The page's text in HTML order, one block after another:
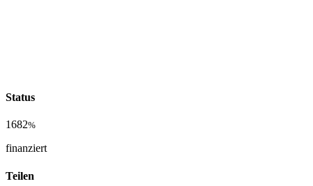
Status
1682%
finanziert
Teilen